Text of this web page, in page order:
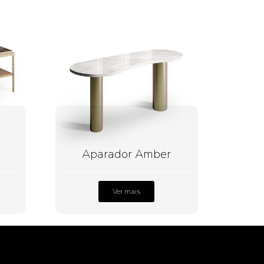
Aparador Amber
Ver mais